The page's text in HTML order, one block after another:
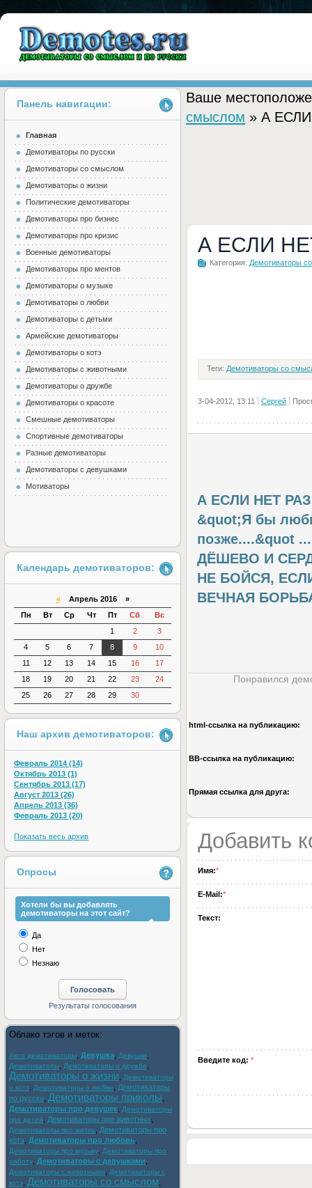
Demotes.ru
Ваше
смыслом » А
А ЕСЛИ
Категория: Демотиваторы
Теги: Демотиваторы со
3-04-2012, 13:11 Сергей
А ЕСЛИ НЕТ
&quot;Я бы
позже....&quot ...
ДЁШЕВО И
НЕ БОЙСЯ,
ВЕЧНАЯ
Понравился
html-cсылка на публикацию:
BB-cсылка на публикацию:
Прямая ссылка для друга:
Добавить
Имя:*
E-Mail:*
Текст:
Введите код: *
Панель навигации:
Главная
Демотиваторы по русски
Демотиваторы со смыслом
Демотиваторы о жизни
Политические демотиваторы
Демотиваторы про бизнес
Демотиваторы про кризис
Военные демотиваторы
Демотиваторы про ментов
Демотиваторы о музыке
Демотиваторы о любви
Демотиваторы с детьми
Армейские демотиваторы
Демотиваторы о котэ
Демотиваторы с животными
Демотиваторы о дружбе
Демотиваторы о красоте
Смешные демотиваторы
Спортивные демотиваторы
Разные демотиваторы
Демотиваторы с девушками
Мотиваторы
Календарь демотиваторов:
«Апрель 2016 »
Пн
Вт Ср Чт Пт Сб
Вс
1
2
3
4
5 6 7 8 9
10
11
12 13 14 15 16
17
18
19 20 21 22 23
24
25
26 27 28 29 30
Наш архив демотиваторов:
Февраль 2014 (14)
Октябрь 2013 (1)
Сентябрь 2013 (17)
Август 2013 (26)
Апрель 2013 (36)
Февраль 2013 (20)
Показать весь архив
Опросы
Хотели бы вы добавлять
демотиваторы на этот сайт?
Да
Нет
Незнаю
Облако тэгов и меток:
Авто демотиваторы Девушка Девушки
Демотиваторы Демотиваторы о дружбе
Демотиваторы о жизни
Демотиваторы
о котэ
Демотиваторы о любви
Демотиваторы
по русски Демотиваторы приколы
Демотиваторы про девушек
Демотиваторы
про детей
Демотиваторы про животных
Демотиваторы про жизнь
Демотиваторы про
котэ
Демотиваторы про любовь
Демотиваторы про музыку
Демотиваторы про
работу
Демотиваторы с девушками
Демотиваторы с животными
Демотиваторы с
котэ
Демотиваторы со смыслом